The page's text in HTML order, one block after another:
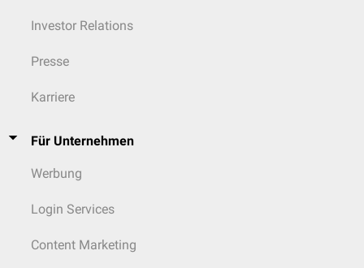
Investor Relations
Presse
Karriere
Für Unternehmen
Werbung
Login Services
Content Marketing